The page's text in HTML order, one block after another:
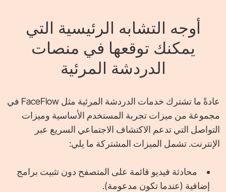
أوجه التشابه الرئيسية التي
يمكنك توقعها في منصات
الدردشة المرئية
عادةً ما تشترك خدمات الدردشة المرئية مثل FaceFlow في
مجموعة من ميزات تجربة المستخدم الأساسية وميزات
التواصل التي تدعم الاكتشاف الاجتماعي السريع عبر
الإنترنت. تشمل الميزات المشتركة ما يلي:
محادثة فيديو قائمة على المتصفح دون تثبيت برامج
إضافية (عندما تكون مدعومة).